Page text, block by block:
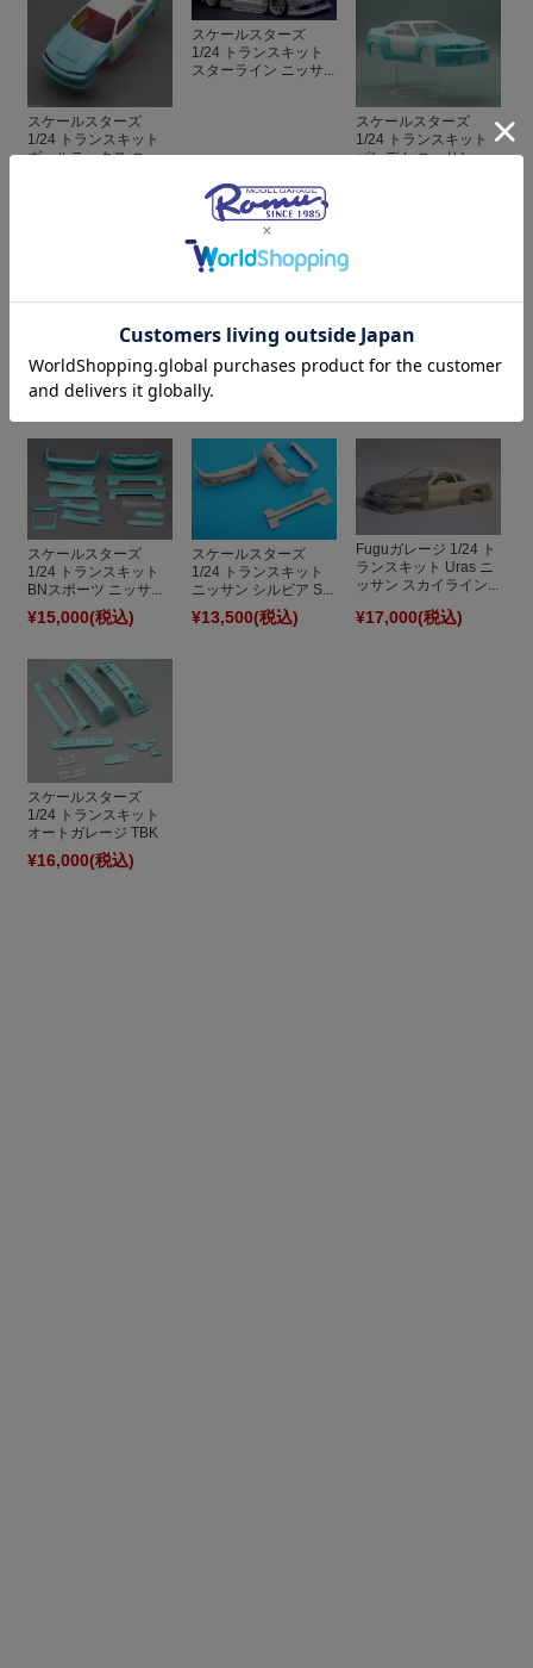
スケールスターズ
1/24 トランスキット
ヴェルテックス ニッ...
スケールスターズ
1/24 トランスキット
スターライン ニッサ...
¥15,000(税込)
スケールスターズ
1/24 トランスキット
パンデム ニッサン ...
ランスキット Duce ニ
¥13,000(税込)
ZoomOn 1/24 トラン
スキット ニッサン ス
カイライン GT-R R3...
¥17,000
スケールスターズ
1/24 トランスキット
BN スポーツ ニッサ...
スケールスターズ
1/24 トランスキット
BNスポーツ ニッサ...
¥15,000(税込)
スケールスターズ
1/24 トランスキット
ニッサン シルビア S...
¥13,500(税込)
Fuguガレージ 1/24 ト
ランスキット Uras ニ
ッサン スカイライン...
¥17,000(税込)
スケールスターズ
1/24 トランスキット
オートガレージ TBK
¥16,000(税込)